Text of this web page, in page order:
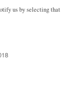
us by selecting that